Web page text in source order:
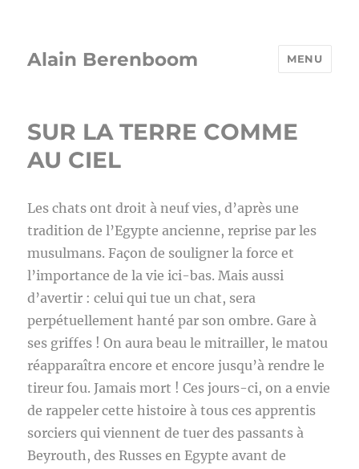
Alain Berenboom MENU
SUR LA TERRE COMME
AU CIEL
Les chats ont droit à neuf vies, d’après une
tradition de l’Egypte ancienne, reprise par les
musulmans. Façon de souligner la force et
l’importance de la vie ici-bas. Mais aussi
d’avertir : celui qui tue un chat, sera
perpétuellement hanté par son ombre. Gare à
ses griffes ! On aura beau le mitrailler, le matou
réapparaîtra encore et encore jusqu’à rendre le
tireur fou. Jamais mort ! Ces jours-ci, on a envie
de rappeler cette histoire à tous ces apprentis
sorciers qui viennent de tuer des passants à
Beyrouth, des Russes en Egypte avant de